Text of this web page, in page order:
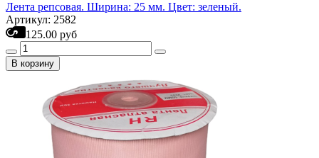
Лента репсовая. Ширина: 25 мм. Цвет: зеленый.
Артикул: 2582
125.00 руб
В корзину